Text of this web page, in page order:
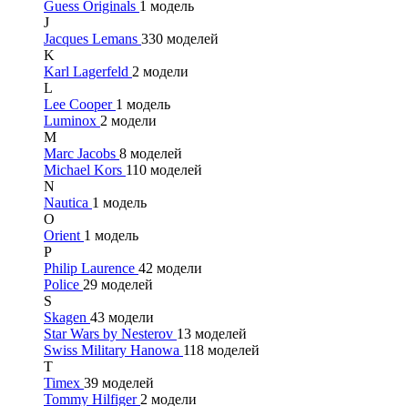
Guess Originals 1 модель
J
Jacques Lemans 330 моделей
K
Karl Lagerfeld 2 модели
L
Lee Cooper 1 модель
Luminox 2 модели
M
Marc Jacobs 8 моделей
Michael Kors 110 моделей
N
Nautica 1 модель
O
Orient 1 модель
P
Philip Laurence 42 модели
Police 29 моделей
S
Skagen 43 модели
Star Wars by Nesterov 13 моделей
Swiss Military Hanowa 118 моделей
T
Timex 39 моделей
Tommy Hilfiger 2 модели